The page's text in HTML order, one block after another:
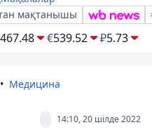
мақтанышы
467.48 €539.52 ₽5.73
Медицина
14:10, 20 шілде 2022